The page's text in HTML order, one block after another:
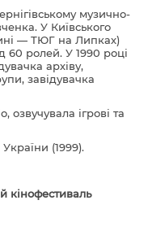
музично-
У Київського
— ТЮГ на Липках)
60 ролей. У 1990 році
архіву,
завідувачка
озвучувала ігрові та
(1999).
кінофестиваль